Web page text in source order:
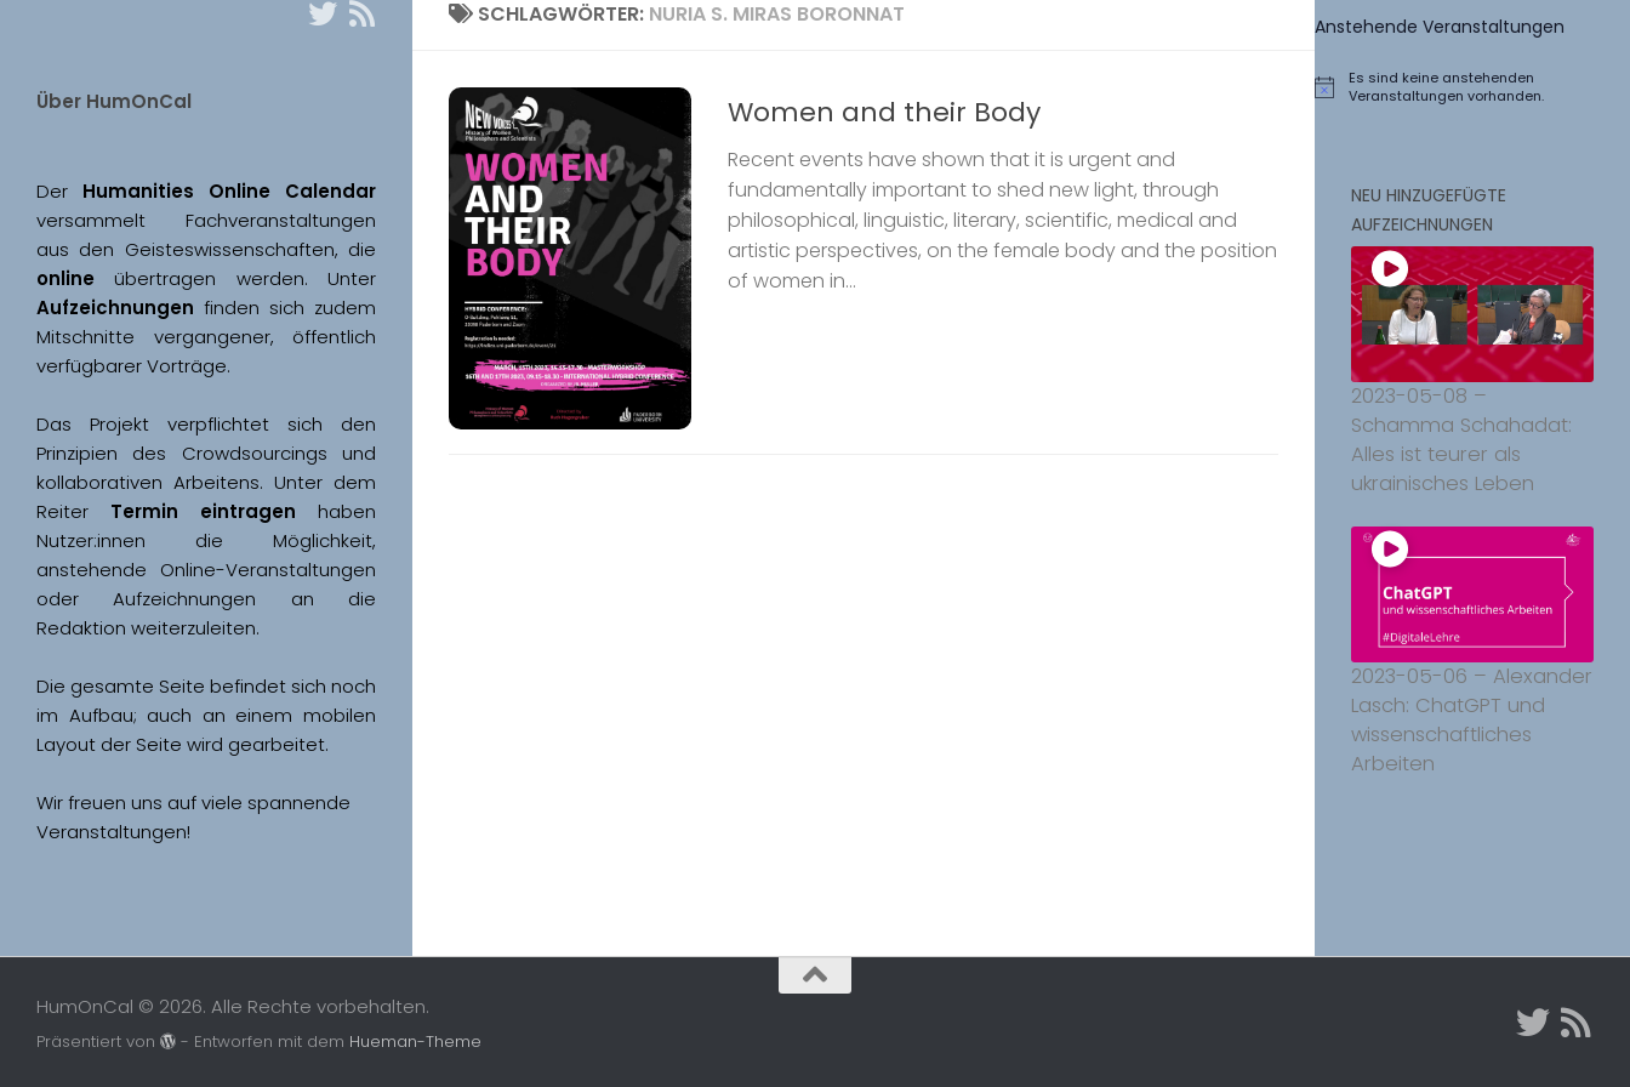
SCHLAGWÖRTER: NURIA S. MIRAS BORONNAT
Women and their Body
Recent events have shown that it is urgent and
fundamentally important to shed new light, through
philosophical, linguistic, literary, scientific, medical and
artistic perspectives, on the female body and the position
of women in...
Über HumOnCal
Der
versammelt Fachveranstaltungen
online
Aufzeichnungen finden sich zudem
Mitschnitte vergangener, öffentlich
Das Projekt verpflichtet sich den
Prinzipien des Crowdsourcings und
kollaborativen Arbeitens. Unter dem
Reiter Termin eintragen haben
Nutzer:innen die Möglichkeit,
anstehende Online-Veranstaltungen
oder Aufzeichnungen an die
Redaktion weiterzuleiten.
Die gesamte Seite befindet sich noch
im Aufbau; auch an einem mobilen
Wir freuen uns auf viele spannende
Veranstaltungen!
Anstehende Veranstaltungen
Hinweis
Es sind keine anstehenden
Veranstaltungen vorhanden.
NEU HINZUGEFÜGTE
AUFZEICHNUNGEN
2023-05-08 –
Schamma Schahadat:
Alles ist teurer als
ukrainisches Leben
2023-05-06 – Alexander
Lasch: ChatGPT und
wissenschaftliches
Arbeiten
HumOnCal © 2026. Alle Rechte vorbehalten.
Präsentiert von - Entworfen mit dem Hueman-Theme